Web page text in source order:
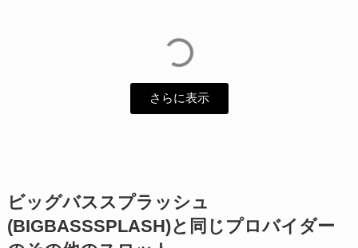
さらに表示
ビッグバススプラッシュ
(BIGBASSSPLASH)と同じプロバイダー